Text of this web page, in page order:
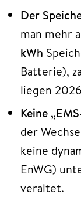
Der
man mehr
kWh
Batterie),
liegen
Keine
der
keine
EnWG)
veraltet.